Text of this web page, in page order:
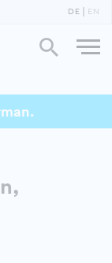
DE EN